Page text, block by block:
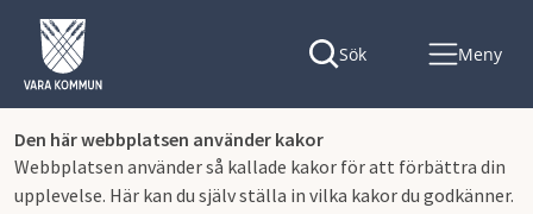
Den här webbplatsen använder kakor
Webbplatsen använder så kallade kakor för att förbättra din
upplevelse. Här kan du själv ställa in vilka kakor du godkänner.
Sök Meny